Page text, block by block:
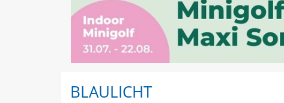
BLAULICHT